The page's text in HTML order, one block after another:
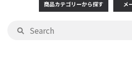
商品カテゴリーから探す メ